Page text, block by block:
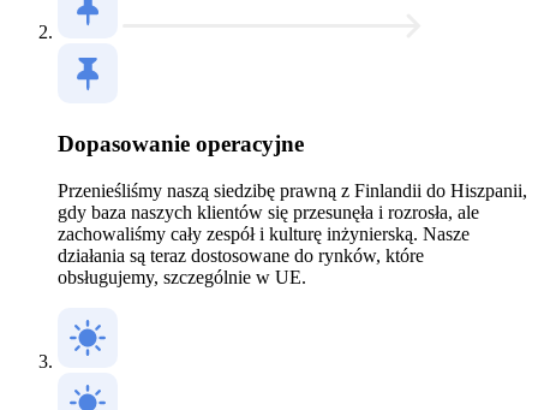
Dopasowanie operacyjne
Przenieśliśmy naszą siedzibę prawną z Finlandii do Hiszpanii,
gdy baza naszych klientów się przesunęła i rozrosła, ale
zachowaliśmy cały zespół i kulturę inżynierską. Nasze
działania są teraz dostosowane do rynków, które
obsługujemy, szczególnie w UE.